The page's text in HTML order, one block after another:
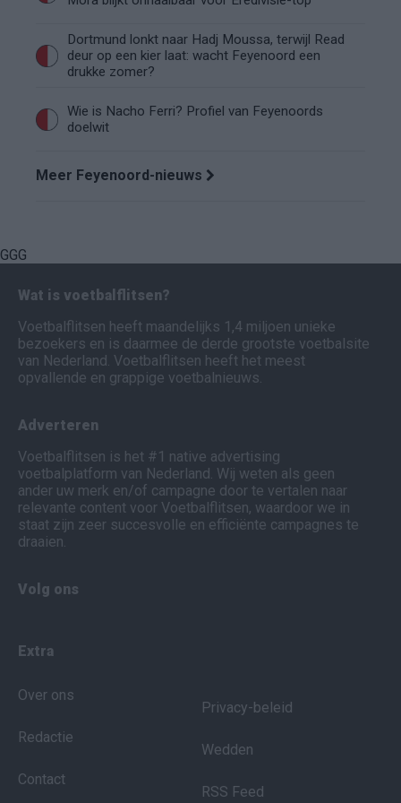
Dortmund lonkt naar Hadj Moussa, terwijl Read
deur op een kier laat: wacht Feyenoord een
drukke zomer?
Wie is Nacho Ferri? Profiel van Feyenoords
doelwit
Meer Feyenoord-nieuws
GGG
Wat is voetbalflitsen?
Voetbalflitsen heeft maandelijks 1,4 miljoen unieke
bezoekers en is daarmee de derde grootste voetbalsite
van Nederland. Voetbalflitsen heeft het meest
opvallende en grappige voetbalnieuws.
Adverteren
Voetbalflitsen is het #1 native advertising
voetbalplatform van Nederland. Wij weten als geen
ander uw merk en/of campagne door te vertalen naar
relevante content voor Voetbalflitsen, waardoor we in
staat zijn zeer succesvolle en efficiënte campagnes te
draaien.
Volg ons
Extra
Over ons
Redactie
Contact
Privacy-beleid
Wedden
RSS Feed